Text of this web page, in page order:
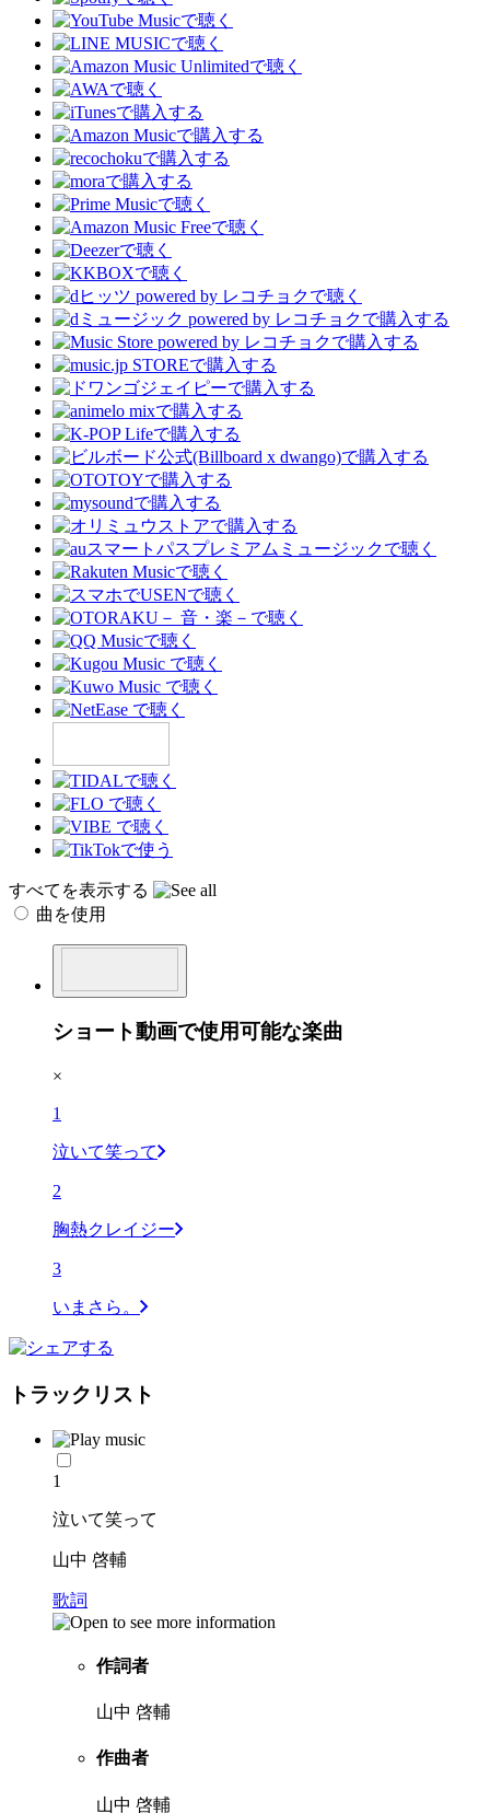
すべてを表示する
曲を使用
ショート動画で使用可能な楽曲
×
1
泣いて笑って
2
胸熱クレイジー
3
いまさら。
トラックリスト
1
泣いて笑って
山中 啓輔
歌詞
作詞者
山中 啓輔
作曲者
山中 啓輔